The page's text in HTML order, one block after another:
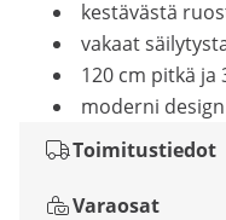
kestävästä
vakaat
120 cm pitkä ja
moderni design
Toimitustiedot
Varaosat